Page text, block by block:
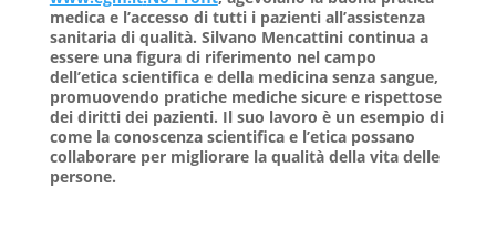
medica e l’accesso di tutti i pazienti all’assistenza
sanitaria di qualità. Silvano Mencattini continua a
essere una figura di riferimento nel campo
dell’etica scientifica e della medicina senza sangue,
promuovendo pratiche mediche sicure e rispettose
dei diritti dei pazienti. Il suo lavoro è un esempio di
come la conoscenza scientifica e l’etica possano
collaborare per migliorare la qualità della vita delle
persone.